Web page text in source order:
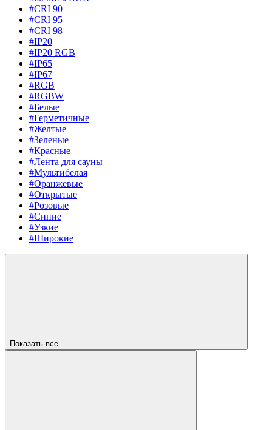
#CRI 90
#CRI 95
#CRI 98
#IP20
#IP20 RGB
#IP65
#IP67
#RGB
#RGBW
#Белые
#Герметичные
#Желтые
#Зеленые
#Красные
#Лента для сауны
#Мультибелая
#Оранжевые
#Открытые
#Розовые
#Синие
#Узкие
#Широкие
Показать все